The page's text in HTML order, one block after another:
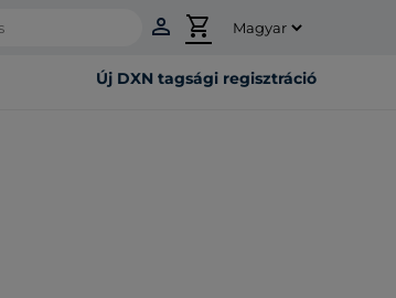
person shopping_cart
Új DXN tagsági regisztráció